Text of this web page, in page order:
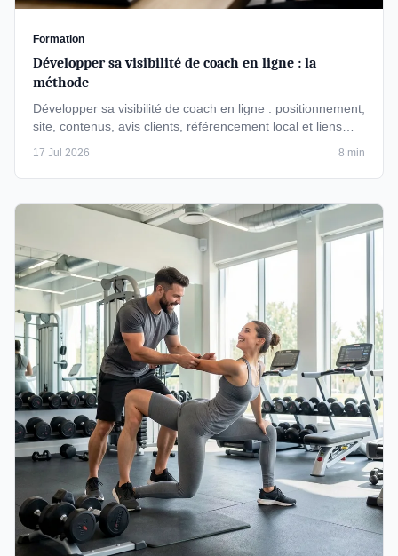
Formation
Développer sa visibilité de coach en ligne : la
méthode
Développer sa visibilité de coach en ligne : positionnement,
site, contenus, avis clients, référencement local et liens
17 Jul 2026 8 min